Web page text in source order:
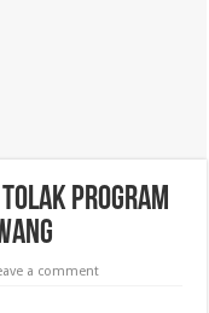
Program
a comment